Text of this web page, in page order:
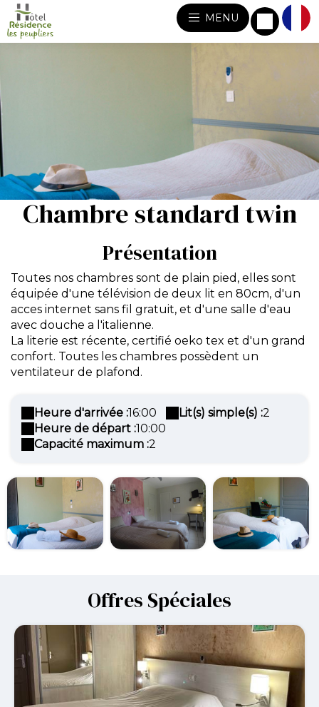
MENU
Chambre standard twin
Présentation
Toutes nos chambres sont de plain pied, elles sont
équipée d'une télévision de deux lit en 80cm, d'un
acces internet sans fil gratuit, et d'une salle d'eau
avec douche a l'italienne.
La literie est récente, certifié oeko tex et d'un grand
confort. Toutes les chambres possèdent un
ventilateur de plafond.
Heure d'arrivée :16:00
Heure de départ :10:00
Capacité maximum :2
Lit(s) simple(s) :2
Offres Spéciales